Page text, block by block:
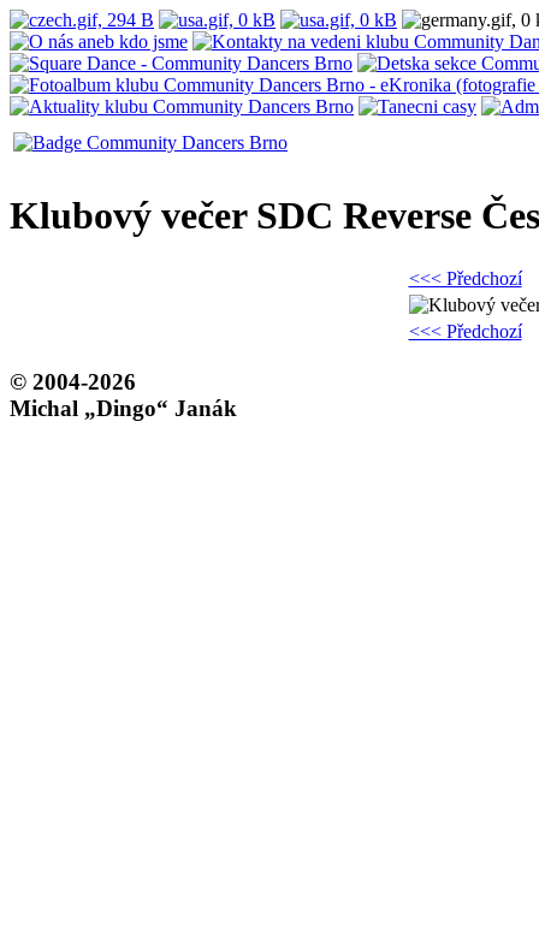
Klubový večer SDC Reverse
<<< Předchozí
<<< Předchozí
© 2004-2026
Michal „Dingo“ Janák